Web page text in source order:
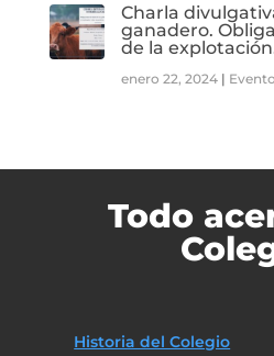
Charla
ganadero.
de la
enero 22, 2024|
Todo
Historia del Colegio